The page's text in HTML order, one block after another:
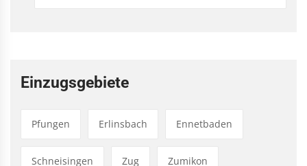
Einzugsgebiete
Pfungen Erlinsbach Ennetbaden
Schneisingen Zug Zumikon